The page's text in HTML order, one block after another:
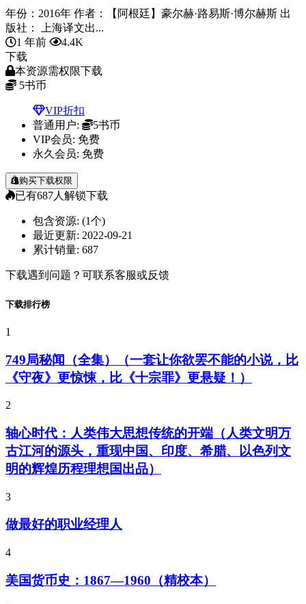
年份：2016年 作者：【阿根廷】豪尔赫·路易斯·博尔赫斯 出
版社： 上海译文出...
1 年前
4.4K
下载
本资源需权限下载
5书币
VIP折扣
普通用户:
5书币
VIP会员: 免费
永久会员: 免费
购买下载权限
已有687人解锁下载
包含资源: (1个)
最近更新: 2022-09-21
累计销量: 687
下载遇到问题？可联系客服或反馈
下载排行榜
1
749局秘闻（全集）（一套让你欲罢不能的小说，比
《守夜》更惊悚，比《十宗罪》更悬疑！）
2
轴心时代：人类伟大思想传统的开端（人类文明万
古江河的源头，重现中国、印度、希腊、以色列文
明的辉煌历程理想国出品）
3
做最好的职业经理人
4
美国货币史：1867—1960（精校本）